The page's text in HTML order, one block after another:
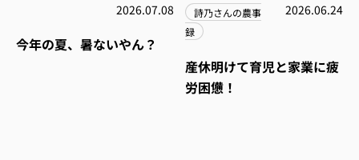
2026.07.08
今年の夏、暑ないやん？
詩乃さんの農事
録
2026.06.24
産休明けて育児と家業に疲
労困憊！